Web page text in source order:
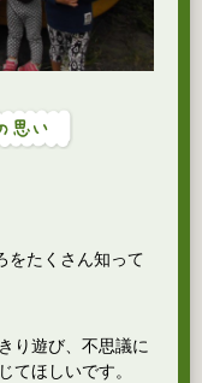
をたくさん知って
り遊び、不思議に
てほしいです。